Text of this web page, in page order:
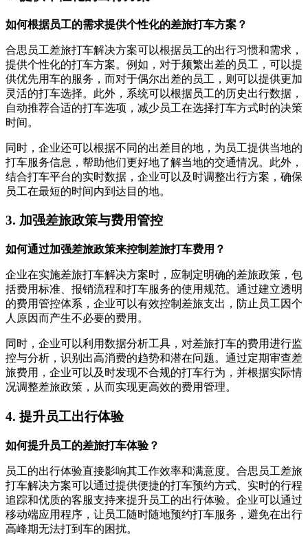
如何根据员工的需求提供个性化的差旅打车方案？
合思员工差旅打车解决方案可以根据员工的出行习惯和需求，
提供个性化的打车方案。例如，对于频繁出差的员工，可以提
供优先用车的服务，而对于偶尔出差的员工，则可以提供更加
灵活的打车选择。此外，系统可以根据员工的历史出行数据，
自动推荐合适的打车选项，减少员工在选择打车方式时的决策
时间。
同时，企业还可以根据不同的出差目的地，为员工提供当地的
打车服务信息，帮助他们更好地了解当地的交通情况。此外，
结合打车平台的实时数据，企业可以及时调整出行方案，确保
员工在最短的时间内到达目的地。
3. 加强差旅政策与费用管控
如何通过加强差旅政策来控制差旅打车费用？
企业在实施差旅打车解决方案时，应制定明确的差旅政策，包
括费用标准、报销流程和打车服务的使用规范。通过建立透明
的费用管控体系，企业可以有效控制差旅支出，防止员工因个
人原因而产生不必要的费用。
同时，企业可以利用数据分析工具，对差旅打车的费用进行监
控与分析，识别出高消费的趋势和潜在问题。通过定期审查差
旅费用，企业可以及时发现不合规的打车行为，并根据实际情
况调整差旅政策，从而实现更高效的费用管理。
4. 提升员工出行体验
如何提升员工的差旅打车体验？
员工的出行体验直接影响其工作效率和满意度。合思员工差旅
打车解决方案可以通过提供便捷的打车预约方式、实时的行程
追踪和优质的客服支持来提升员工的出行体验。企业可以通过
移动端应用程序，让员工随时随地预约打车服务，避免在出行
高峰期无法打到车的困扰。